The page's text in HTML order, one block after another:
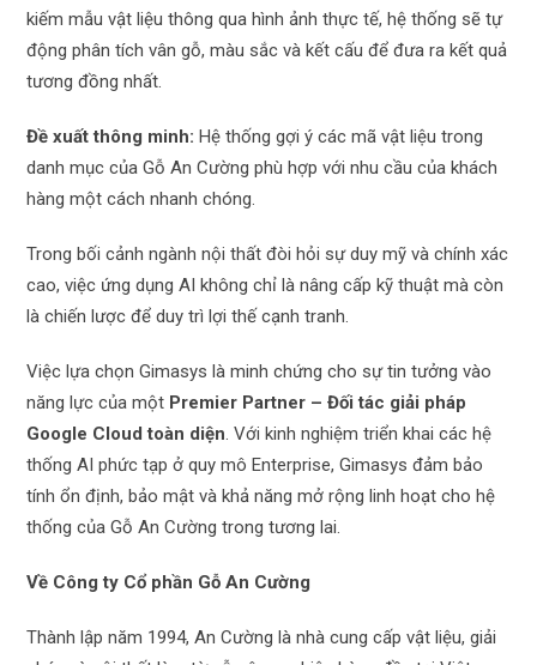
kiếm mẫu vật liệu thông qua hình ảnh thực tế, hệ thống sẽ tự
động phân tích vân gỗ, màu sắc và kết cấu để đưa ra kết quả
tương đồng nhất.
Đề xuất thông minh: Hệ thống gợi ý các mã vật liệu trong
danh mục của Gỗ An Cường phù hợp với nhu cầu của khách
hàng một cách nhanh chóng.
Trong bối cảnh ngành nội thất đòi hỏi sự duy mỹ và chính xác
cao, việc ứng dụng AI không chỉ là nâng cấp kỹ thuật mà còn
là chiến lược để duy trì lợi thế cạnh tranh.
Việc lựa chọn Gimasys là minh chứng cho sự tin tưởng vào
năng lực của một Premier Partner – Đối tác giải pháp
Google Cloud toàn diện. Với kinh nghiệm triển khai các hệ
thống AI phức tạp ở quy mô Enterprise, Gimasys đảm bảo
tính ổn định, bảo mật và khả năng mở rộng linh hoạt cho hệ
thống của Gỗ An Cường trong tương lai.
Về Công ty Cổ phần Gỗ An Cường
Thành lập năm 1994, An Cường là nhà cung cấp vật liệu, giải